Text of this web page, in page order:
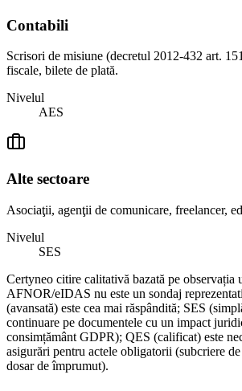
Contabili
Scrisori de misiune (decretul 2012-432 art.
fiscale, bilete de plată.
Nivelul
AES
Alte sectoare
Asociaţii, agenţii de comunicare, freelancer,
Nivelul
SES
Certyneo citire calitativă bazată pe observația
AFNOR/eIDAS nu este un sondaj
(avansată) este cea mai răspândită; SES
continuare pe documentele cu un impact
consimțământ GDPR); QES (calificat) este
asigurări pentru actele obligatorii (subcriere
dosar de împrumut).